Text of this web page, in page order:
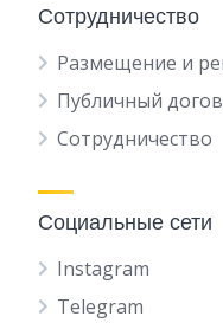
Сотрудничество
Размещение и
Публичный
Сотрудничество
Социальные сети
Instagram
Telegram